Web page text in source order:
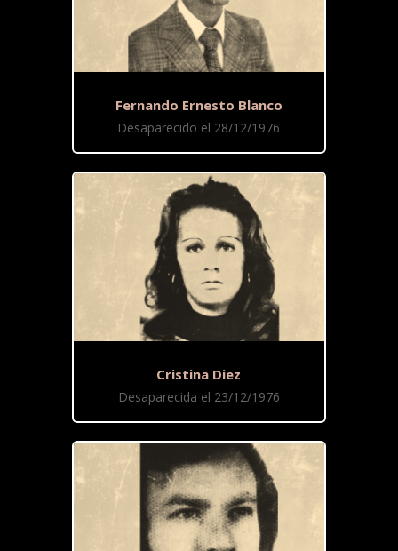
Fernando Ernesto Blanco
Desaparecido el 28/12/1976
Cristina Diez
Desaparecida el 23/12/1976